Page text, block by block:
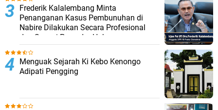
Frederik Kalalembang Minta
Penanganan Kasus Pembunuhan di
Nabire Dilakukan Secara Profesional
dan Sesuai Prosedur Hukum
Menguak Sejarah Ki Kebo Kenongo
Adipati Pengging